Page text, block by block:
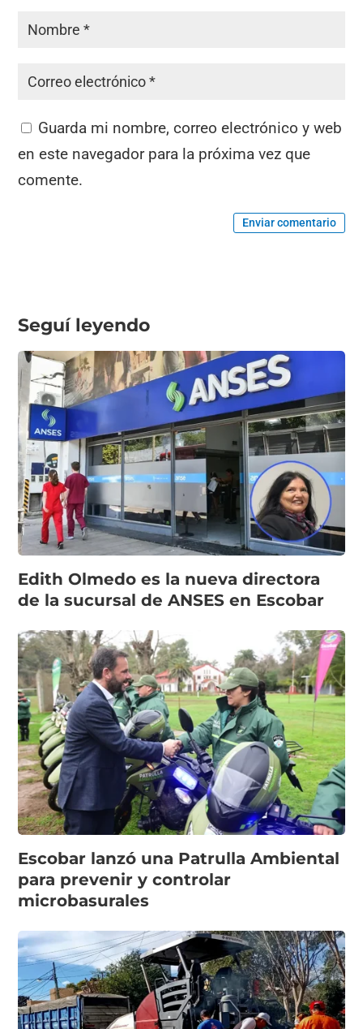
Guarda mi nombre, correo electrónico y web
en este navegador para la próxima vez que
comente.
Enviar comentario
Seguí leyendo
Edith Olmedo es la nueva directora
de la sucursal de ANSES en Escobar
Escobar lanzó una Patrulla Ambiental
para prevenir y controlar
microbasurales